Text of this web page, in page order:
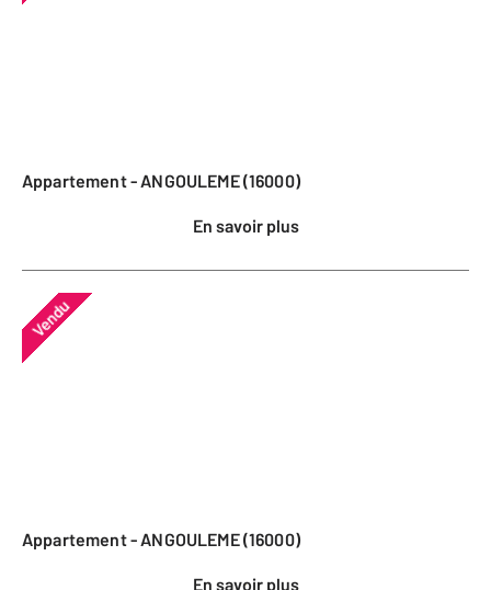
Appartement - ANGOULEME (16000)
En savoir plus
Vendu
Appartement - ANGOULEME (16000)
En savoir plus